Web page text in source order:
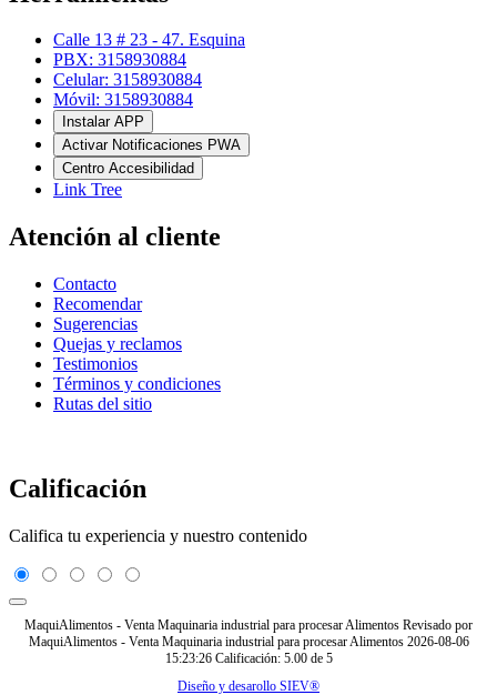
Calle 13 # 23 - 47. Esquina
PBX: 3158930884
Celular: 3158930884
Móvil: 3158930884
Instalar APP
Activar Notificaciones PWA
Centro Accesibilidad
Link Tree
Atención al cliente
Contacto
Recomendar
Sugerencias
Quejas y reclamos
Testimonios
Términos y condiciones
Rutas del sitio
Calificación
Califica tu experiencia y nuestro contenido
MaquiAlimentos - Venta Maquinaria industrial para procesar Alimentos Revisado por
MaquiAlimentos - Venta Maquinaria industrial para procesar Alimentos 2026-08-06
15:23:26 Calificación: 5.00 de 5
Diseño y desarollo SIEV®